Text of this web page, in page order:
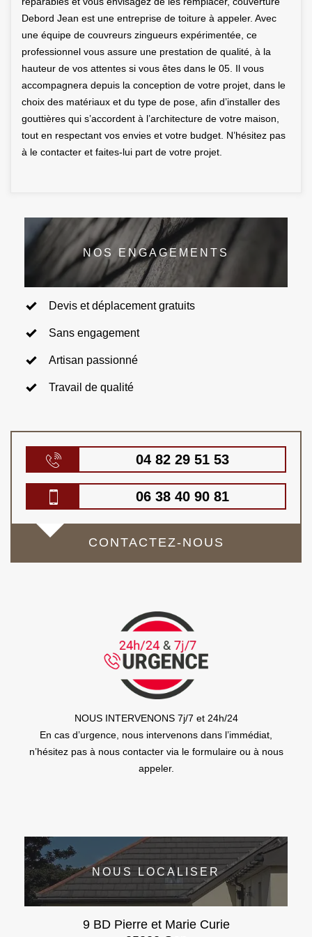
Debord Jean est une entreprise de toiture à appeler. Avec
une équipe de couvreurs zingueurs expérimentée, ce
professionnel vous assure une prestation de qualité, à la
hauteur de vos attentes si vous êtes dans le 05. Il vous
accompagnera depuis la conception de votre projet, dans le
choix des matériaux et du type de pose, afin d’installer des
gouttières qui s’accordent à l’architecture de votre maison,
tout en respectant vos envies et votre budget. N’hésitez pas
à le contacter et faites-lui part de votre projet.
NOS ENGAGEMENTS
Devis et déplacement gratuits
Sans engagement
Artisan passionné
Travail de qualité
04 82 29 51 53
06 38 40 90 81
CONTACTEZ-NOUS
NOUS INTERVENONS 7j/7 et 24h/24
En cas d’urgence, nous intervenons dans l’immédiat,
n’hésitez pas à nous contacter via le formulaire ou à nous
appeler.
NOUS LOCALISER
9 BD Pierre et Marie Curie